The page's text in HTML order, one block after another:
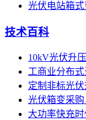
光伏电站箱
技术百科
10kV光伏升
工商业分布
定制非标光
光伏箱变采
大功率快充